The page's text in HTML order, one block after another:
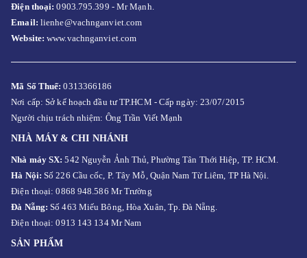
Điện thoại:0903.795.399 - Mr Mạnh.
Email: lienhe@vachnganviet.com
Website:www.vachnganviet.com
Mã Số Thuế:0313366186
Nơi cấp: Sở kế hoạch đầu tư TP.HCM - Cấp ngày: 23/07/2015
Người chịu trách nhiệm: Ông Trần Viết Mạnh
NHÀ MÁY & CHI NHÁNH
Nhà máy SX:542 Nguyễn Ảnh Thủ, Phường Tân Thới Hiệp, TP. HCM.
Hà Nội:Số 226 Cầu cốc, P. Tây Mỗ, Quận Nam Từ Liêm, TP Hà Nội.
Điện thoại: 0868 948.586 Mr Trường
Đà Nẵng:Số 463 Miếu Bông, Hòa Xuân, Tp. Đà Nẵng.
Điện thoại: 0913 143 134 Mr Nam
SẢN PHẨM